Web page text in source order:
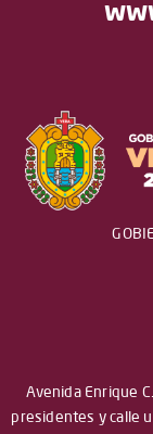
Avenida Enrique
presidentes y calle